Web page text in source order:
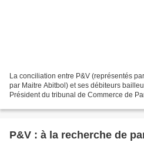
La conciliation entre P&V (représentés
par Maitre Abitbol) et ses débiteurs
Président du tribunal de Commerce de
P&V : à la recherche de